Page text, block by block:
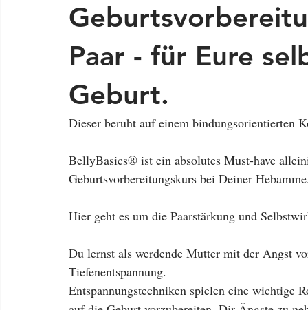
Paar - für Eure
Geburt.
Dieser beruht auf einem bindungsorientierten
BellyBasics® ist ein absolutes Must-have
Geburtsvorbereitungskurs bei Deiner
Hier geht es um die Paarstärkung und
Du lernst als werdende Mutter mit der Angst
Tiefenentspannung.
Entspannungstechniken spielen eine wichtige